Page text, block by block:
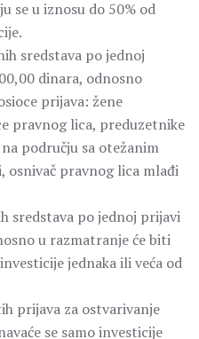
se u iznosu do 50% od
sredstava po jednoj
dinara, odnosno
prijava: žene
pravnog lica, preduzetnike
području sa otežanim
osnivač pravnog lica mlađi
sredstava po jednoj prijavi
u razmatranje će biti
jednaka ili veća od
prijava za ostvarivanje
se samo investicije